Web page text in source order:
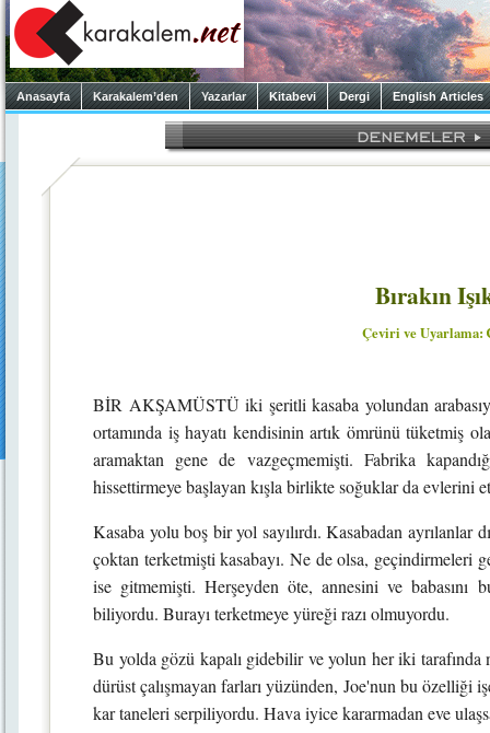
Anasayfa Karakalem’den Yazarlar Kitabevi Dergi English Articles
Bırakın
Çeviri ve Uyarlama:
BİR AKŞAMÜSTÜ iki şeritli kasaba yolundan
ortamında iş hayatı kendisinin artık ömrünü tüketmiş
aramaktan gene de vazgeçmemişti. Fabrika
hissettirmeye başlayan kışla birlikte soğuklar da evlerini
Kasaba yolu boş bir yol sayılırdı. Kasabadan ayrılanlar
çoktan terketmişti kasabayı. Ne de olsa, geçindirmeleri
ise gitmemişti. Herşeyden öte, annesini ve babasını
biliyordu. Burayı terketmeye yüreği razı olmuyordu.
Bu yolda gözü kapalı gidebilir ve yolun her iki
dürüst çalışmayan farları yüzünden, Joe'nun bu özelliği
kar taneleri serpiliyordu. Hava iyice kararmadan eve